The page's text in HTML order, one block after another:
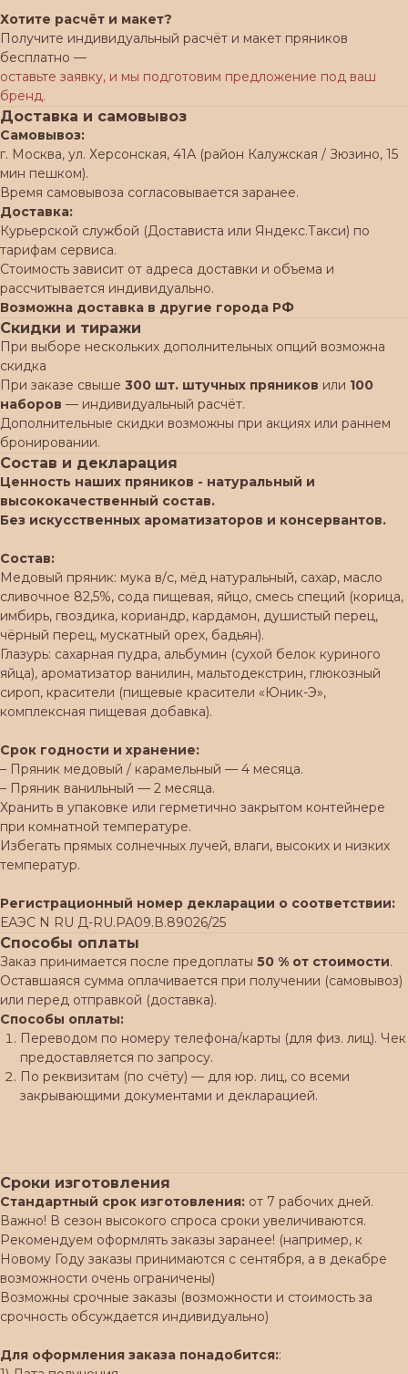
Хотите расчёт и макет?
Получите индивидуальный расчёт и макет пряников
бесплатно —
оставьте заявку, и мы подготовим предложение под ваш
бренд.
Доставка и самовывоз
Самовывоз:
г. Москва, ул. Херсонская, 41А (район Калужская / Зюзино, 15
мин пешком).
Время самовывоза согласовывается заранее.
Доставка:
Курьерской службой (Достависта или Яндекс.Такси) по
тарифам сервиса.
Стоимость зависит от адреса доставки и объема и
рассчитывается индивидуально.
Возможна доставка в другие города РФ
Скидки и тиражи
При выборе нескольких дополнительных опций возможна
скидка
При заказе свыше 300 шт. штучных пряников или 100
наборов — индивидуальный расчёт.
Дополнительные скидки возможны при акциях или раннем
бронировании.
Состав и декларация
Ценность наших пряников - натуральный и
высококачественный состав.
Без искусственных ароматизаторов и консервантов.
Состав:
Медовый пряник: мука в/с, мёд натуральный, сахар, масло
сливочное 82,5%, сода пищевая, яйцо, смесь специй (корица,
имбирь, гвоздика, кориандр, кардамон, душистый перец,
чёрный перец, мускатный орех, бадьян).
Глазурь: сахарная пудра, альбумин (сухой белок куриного
яйца), ароматизатор ванилин, мальтодекстрин, глюкозный
сироп, красители (пищевые красители «Юник-Э»,
комплексная пищевая добавка).
Срок годности и хранение:
– Пряник медовый / карамельный — 4 месяца.
– Пряник ванильный — 2 месяца.
Хранить в упаковке или герметично закрытом контейнере
при комнатной температуре.
Избегать прямых солнечных лучей, влаги, высоких и низких
температур.
Регистрационный номер декларации о соответствии:
ЕАЭС N RU Д-RU.РА09.В.89026/25
Способы оплаты
Заказ принимается после предоплаты 50 % от стоимости.
Оставшаяся сумма оплачивается при получении (самовывоз)
или перед отправкой (доставка).
Способы оплаты:
Переводом по номеру телефона/карты (для физ. лиц). Чек
предоставляется по запросу.
По реквизитам (по счёту) — для юр. лиц, со всеми
закрывающими документами и декларацией.
Сроки изготовления
Стандартный срок изготовления: от 7 рабочих дней.
Важно! В сезон высокого спроса сроки увеличиваются.
Рекомендуем оформлять заказы заранее! (например, к
Новому Году заказы принимаются с сентября, а в декабре
возможности очень ограничены)
Возможны срочные заказы (возможности и стоимость за
срочность обсуждается индивидуально)
Для оформления заказа понадобится::